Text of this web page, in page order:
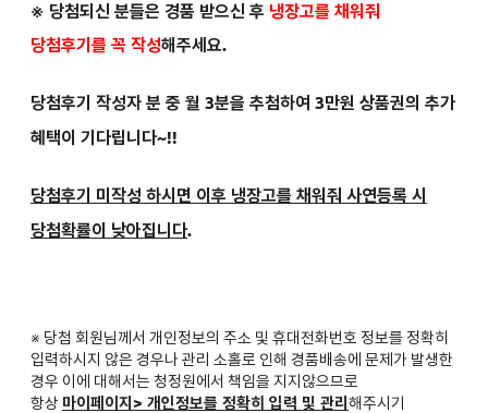
※ 당첨되신 분들은 경품 받으신 후 냉장고를 채워줘
당첨후기를 꼭 작성해주세요.
당첨후기 작성자 분 중 월 3분을 추첨하여 3만원 상품권의 추가
혜택이 기다립니다~!!
당첨후기 미작성 하시면 이후 냉장고를 채워줘 사연등록 시
당첨확률이 낮아집니다.
※ 당첨 회원님께서 개인정보의 주소 및 휴대전화번호 정보를 정확히
입력하시지 않은 경우나 관리 소홀로 인해 경품배송에 문제가 발생한
경우 이에 대해서는 청정원에서 책임을 지지않으므로
항상 마이페이지> 개인정보를 정확히 입력 및 관리 해주시기